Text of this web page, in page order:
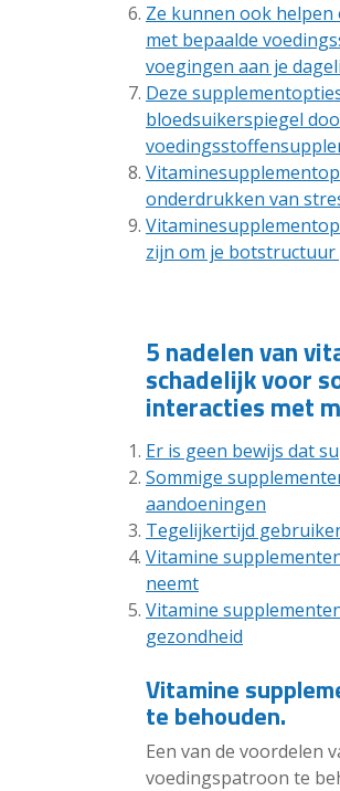
Ze kunnen ook
met bepaalde
voegingen aan je
Deze
bloedsuikerspiegel
onderdrukken van
zijn om je
5 nadelen van
schadelijk voor
interacties met
Er is geen bewijs dat
Sommige
aandoeningen
Tegelijkertijd
Vitamine
neemt
Vitamine
gezondheid
Vitamine
te behouden.
Een van de voordelen
voedingspatroon te